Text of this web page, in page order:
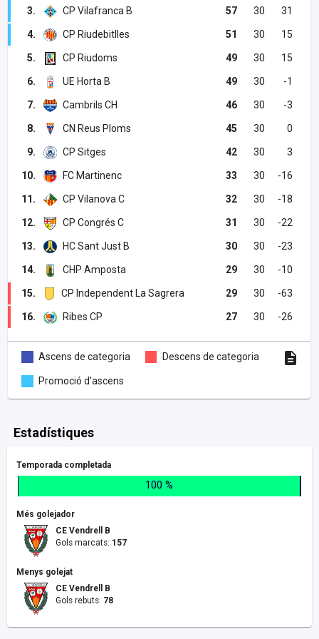
3. CP Vilafranca B 57 30 31
4. CP Riudebitlles 51 30 15
5. CP Riudoms 49 30 15
6. UE Horta B 49 30 -1
7. Cambrils CH 46 30 -3
8. CN Reus Ploms 45 30 0
9. CP Sitges 42 30 3
10. FC Martinenc 33 30 -16
11. CP Vilanova C 32 30 -18
12. CP Congrés C 31 30 -22
13. HC Sant Just B 30 30 -23
14. CHP Amposta 29 30 -10
15. CP Independent La Sagrera 29 30 -63
16. Ribes CP 27 30 -26
Ascens de categoria Descens de categoria
Promoció d'ascens
description
Estadístiques
Temporada completada
100 %
Més golejador
CE Vendrell B
Gols marcats: 157
Menys golejat
CE Vendrell B
Gols rebuts: 78